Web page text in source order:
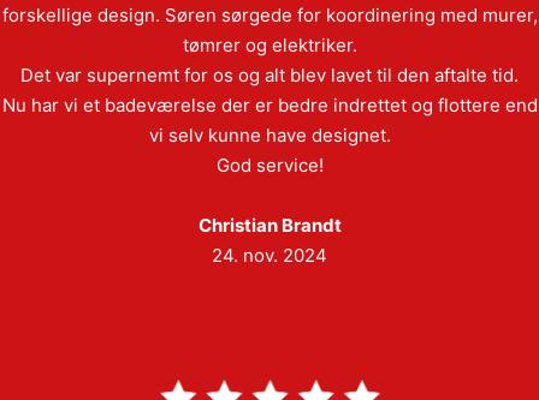
forskellige design. Søren sørgede for koordinering med murer,
tømrer og elektriker.
Det var supernemt for os og alt blev lavet til den aftalte tid.
Nu har vi et badeværelse der er bedre indrettet og flottere end
vi selv kunne have designet.
God service!
Christian Brandt
24. nov. 2024